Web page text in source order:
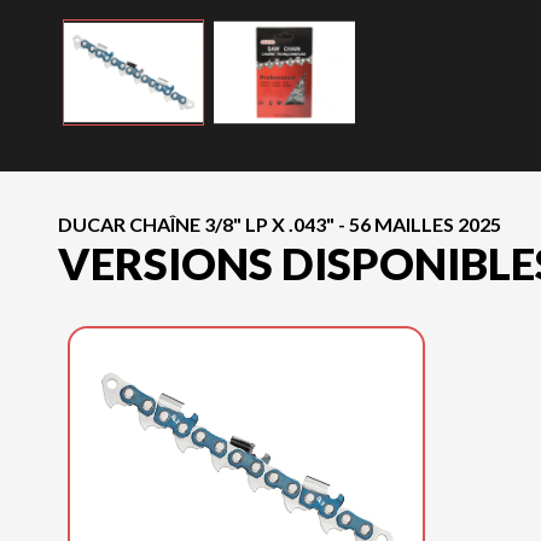
DUCAR CHAÎNE 3/8" LP X .043" - 56 MAILLES 2025
VERSIONS